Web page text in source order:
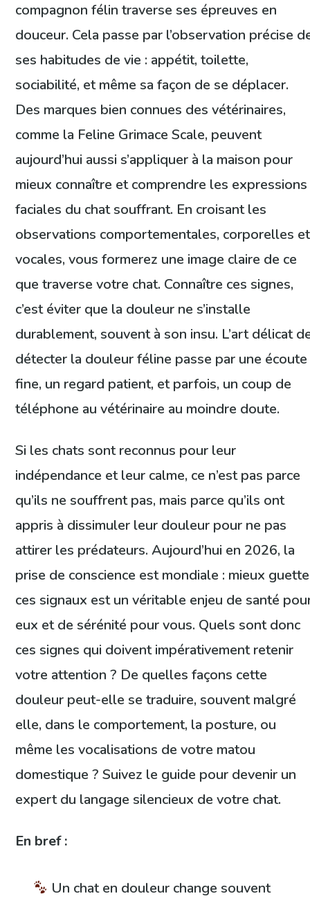
compagnon félin traverse ses épreuves en
douceur. Cela passe par l’observation précise
ses habitudes de vie : appétit, toilette,
sociabilité, et même sa façon de se déplacer.
Des marques bien connues des vétérinaires,
comme la Feline Grimace Scale, peuvent
aujourd’hui aussi s’appliquer à la maison pour
mieux connaître et comprendre les expressions
faciales du chat souffrant. En croisant les
observations comportementales, corporelles et
vocales, vous formerez une image claire de ce
que traverse votre chat. Connaître ces signes,
c’est éviter que la douleur ne s’installe
durablement, souvent à son insu. L’art délicat
détecter la douleur féline passe par une écoute
fine, un regard patient, et parfois, un coup de
téléphone au vétérinaire au moindre doute.
Si les chats sont reconnus pour leur
indépendance et leur calme, ce n’est pas parce
qu’ils ne souffrent pas, mais parce qu’ils ont
appris à dissimuler leur douleur pour ne pas
attirer les prédateurs. Aujourd’hui en 2026, la
prise de conscience est mondiale : mieux
ces signaux est un véritable enjeu de santé
eux et de sérénité pour vous. Quels sont donc
ces signes qui doivent impérativement retenir
votre attention ? De quelles façons cette
douleur peut-elle se traduire, souvent malgré
elle, dans le comportement, la posture, ou
même les vocalisations de votre matou
domestique ? Suivez le guide pour devenir un
expert du langage silencieux de votre chat.
En bref :
Un chat en douleur change souvent